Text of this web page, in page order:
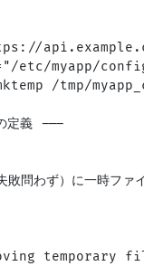
etc/myapp/
/tmp/
定義 ---
問わず）に一時ファ
temporary